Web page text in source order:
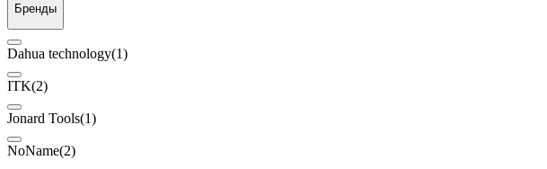
Бренды
Dahua technology(1)
ITK(2)
Jonard Tools(1)
NoName(2)